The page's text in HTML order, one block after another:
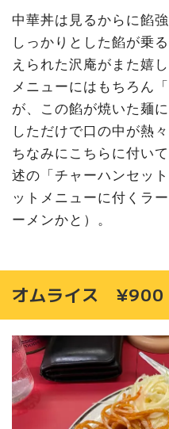
中華丼は見るからに餡
しっかりとした餡が乗
えられた沢庵がまた嬉し
メニューにはもちろん
が、この餡が焼いた麺
しただけで口の中が熱々
ちなみにこちらに付い
述の「チャーハンセッ
ットメニューに付くラ
ーメンかと）。
オムライス ¥900